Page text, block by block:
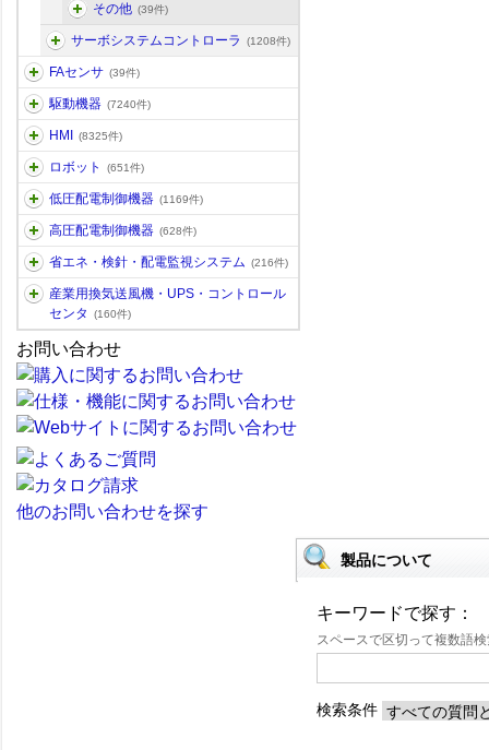
その他 (39件)
サーボシステムコントローラ (1208件)
FAセンサ (39件)
駆動機器 (7240件)
HMI (8325件)
ロボット (651件)
低圧配電制御機器 (1169件)
高圧配電制御機器 (628件)
省エネ・検針・配電監視システム (216件)
産業用換気送風機・UPS・コントロール
センタ
(160件)
お問い合わせ
他のお問い合わせを探す
製品について
キーワードで探す：
スペースで区切って複数語
検索条件